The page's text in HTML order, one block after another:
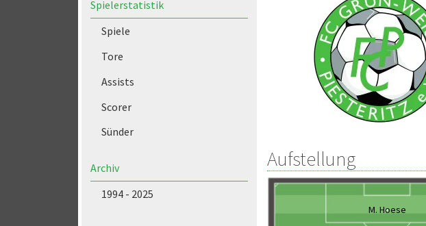
Spielerstatistik
Spiele
Tore
Assists
Scorer
Sünder
Archiv
1994 - 2025
Aufstellung
M. Hoese